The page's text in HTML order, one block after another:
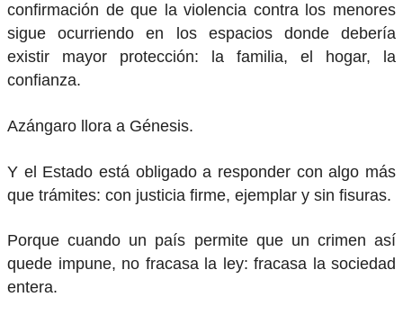
confirmación de que la violencia contra los menores
sigue ocurriendo en los espacios donde debería
existir mayor protección: la familia, el hogar, la
confianza.
Azángaro llora a Génesis.
Y el Estado está obligado a responder con algo más
que trámites: con justicia firme, ejemplar y sin fisuras.
Porque cuando un país permite que un crimen así
quede impune, no fracasa la ley: fracasa la sociedad
entera.